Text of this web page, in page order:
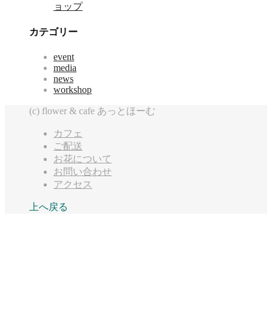
ョップ
カテゴリー
event
media
news
workshop
(c) flower & cafe あっとほーむ
カフェ
ご配送
お花について
お問い合わせ
アクセス
上へ戻る